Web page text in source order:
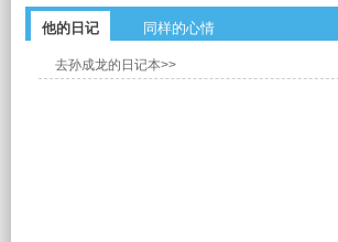
他的日记 同样的心情
去孙成龙的日记本>>